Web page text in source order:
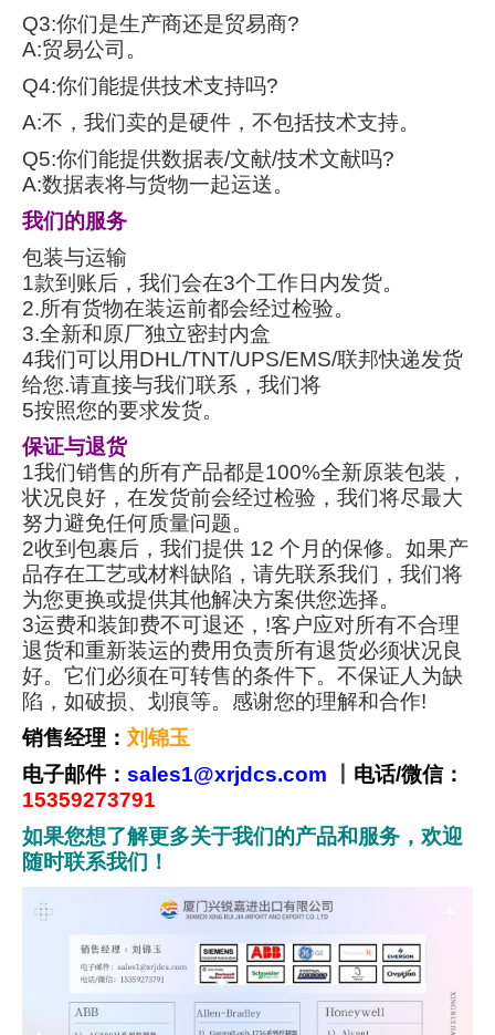
Q3:你们是生产商还是贸易商?
A:贸易公司。
Q4:你们能提供技术支持吗?
A:不，我们卖的是硬件，不包括技术支持。
Q5:你们能提供数据表/文献/技术文献吗?
A:数据表将与货物一起运送。
我们的服务
包装与运输
1款到账后，我们会在3个工作日内发货。
2.所有货物在装运前都会经过检验。
3.全新和原厂独立密封内盒
4我们可以用DHL/TNT/UPS/EMS/联邦快递发货
给您.请直接与我们联系，我们将
5按照您的要求发货。
保证与退货
1我们销售的所有产品都是100%全新原装包装，
状况良好，在发货前会经过检验，我们将尽最大
努力避免任何质量问题。
2收到包裹后，我们提供 12 个月的保修。如果产
品存在工艺或材料缺陷，请先联系我们，我们将
为您更换或提供其他解决方案供您选择。
3运费和装卸费不可退还，!客户应对所有不合理
退货和重新装运的费用负责所有退货必须状况良
好。它们必须在可转售的条件下。不保证人为缺
陷，如破损、划痕等。感谢您的理解和合作!
销售经理： 刘锦玉
电子邮件： sales1@xrjdcs.com
电话/微信：
15359273791
如果您想了解更多关于我们的产品和服务，欢迎
随时联系我们！